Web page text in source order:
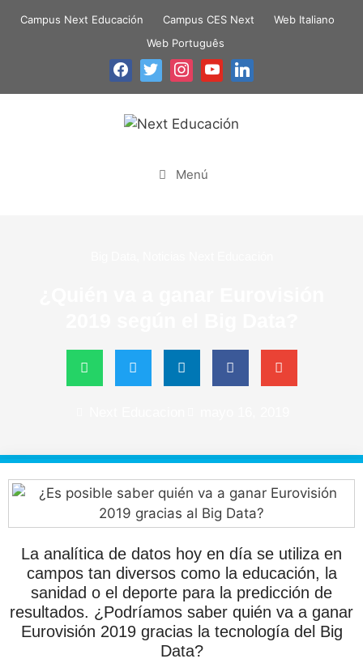
Campus Next Educación Campus CES Next
Web Italiano
Web Português
Menú
La analítica de datos hoy en día se utiliza en
campos tan diversos como la educación, la
sanidad o el deporte para la predicción de
resultados. ¿Podríamos saber quién va a ganar
Eurovisión 2019 gracias la tecnología del Big
Data?